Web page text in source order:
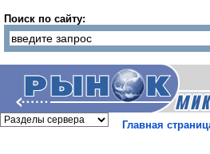
Поиск по сайту:
Главная